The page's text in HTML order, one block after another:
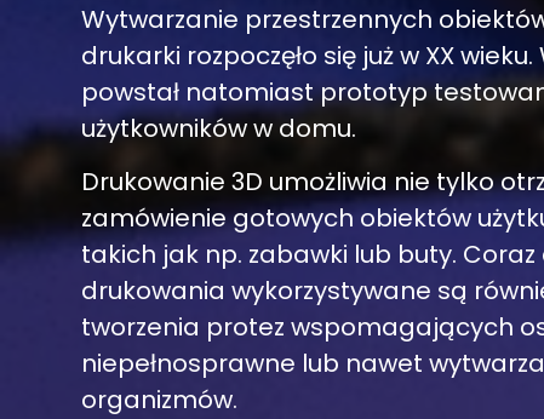
Wytwarzanie przestrzennych
drukarki rozpoczęło się już w XX wieku.
powstał natomiast prototyp
użytkowników w domu.
Drukowanie 3D umożliwia nie tylko
zamówienie gotowych obiektów
takich jak np. zabawki lub buty. Coraz
drukowania wykorzystywane są
tworzenia protez wspomagających
niepełnosprawne lub nawet
organizmów.